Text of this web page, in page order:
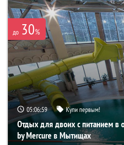
до 30%
05:06:58 Купи первым!
Отдых для двоих с питанием в
by Mercure в Мытищах